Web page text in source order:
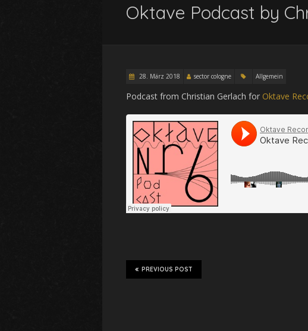
Oktave Podcast by
28. März 2018 sector cologne Allgemein
Podcast from Christian Gerlach for Oktave
PREVIOUS POST